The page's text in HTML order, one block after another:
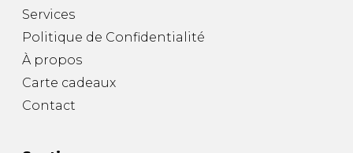
Services
Politique de Confidentialité
À propos
Carte cadeaux
Contact